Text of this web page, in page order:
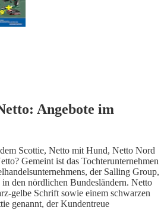
Angebote im
Scottie, Netto mit Hund, Netto Nord
Gemeint ist das Tochterunternehmen
der Salling Group,
den nördlichen Bundesländern. Netto
gelbe Schrift sowie einem schwarzen
genannt, der Kundentreue